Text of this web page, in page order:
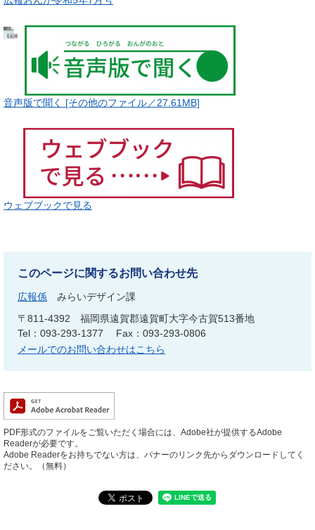
音声版で聞く [その他のファイル／27.61MB]
ウェブブックで見る
このページに関するお問い合わせ先
広報係
みらいデザイン課
〒811-4392
福岡県遠賀郡遠賀町大字今古賀513番地
Tel：093-293-1377
Fax：093-293-0806
メールでのお問い合わせはこちら
PDF形式のファイルをご覧いただく場合には、Adobe社が提供するAdobe
Readerが必要です。
Adobe Readerをお持ちでない方は、バナーのリンク先からダウンロードしてく
ださい。（無料）